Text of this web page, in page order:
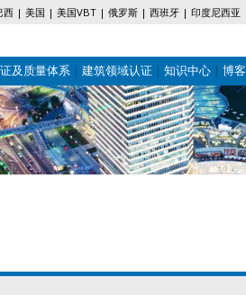
西 美国 美国VBT 俄罗斯 西班牙 印度尼西亚
及质量体系 建筑领域认证 知识中心 博客